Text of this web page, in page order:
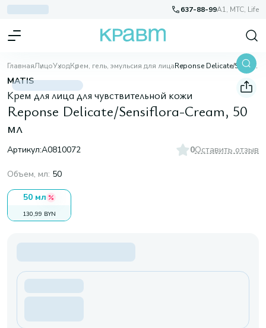
637-88-99A1, МТС, Life
ГлавнаяЛицоУходКрем, гель, эмульсия для лица Reponse Delicate/Sensiflora-Cream, 50 мл
MATIS
Крем для лица для чувствительной кожи
Reponse Delicate/Sensiflora-Cream, 50
мл
Артикул:A0810072 0Оставить отзыв
Объем, мл: 50
50 мл
130,99 BYN